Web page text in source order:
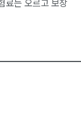
료는 오르고 보장